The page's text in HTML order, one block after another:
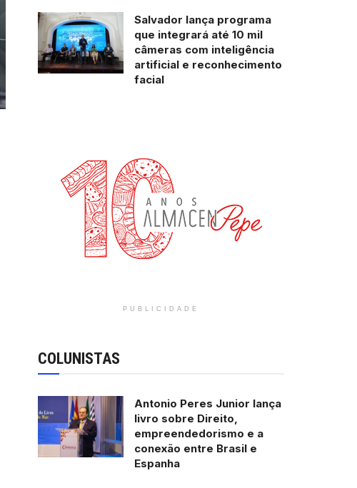
Salvador lança programa
que integrará até 10 mil
câmeras com inteligência
artificial e reconhecimento
facial
PUBLICIDADE
COLUNISTAS
Antonio Peres Junior lança
livro sobre Direito,
empreendedorismo e a
conexão entre Brasil e
Espanha